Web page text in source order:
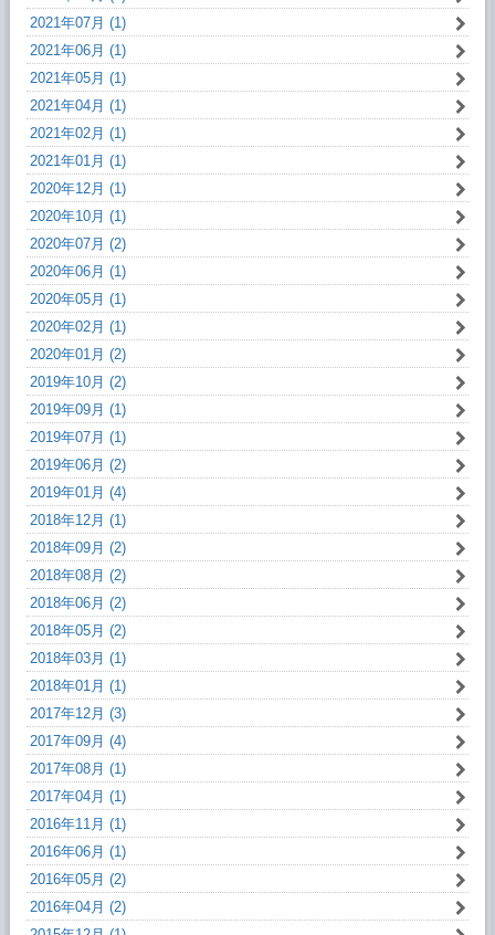
2021年07月 (1)
2021年06月 (1)
2021年05月 (1)
2021年04月 (1)
2021年02月 (1)
2021年01月 (1)
2020年12月 (1)
2020年10月 (1)
2020年07月 (2)
2020年06月 (1)
2020年05月 (1)
2020年02月 (1)
2020年01月 (2)
2019年10月 (2)
2019年09月 (1)
2019年07月 (1)
2019年06月 (2)
2019年01月 (4)
2018年12月 (1)
2018年09月 (2)
2018年08月 (2)
2018年06月 (2)
2018年05月 (2)
2018年03月 (1)
2018年01月 (1)
2017年12月 (3)
2017年09月 (4)
2017年08月 (1)
2017年04月 (1)
2016年11月 (1)
2016年06月 (1)
2016年05月 (2)
2016年04月 (2)